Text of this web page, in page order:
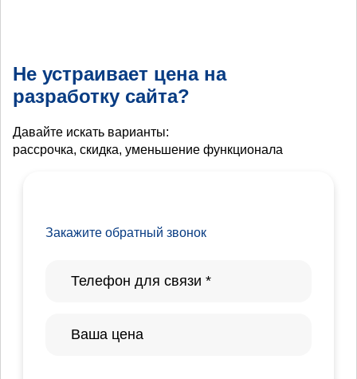
Не устраивает цена на
разработку сайта?
Давайте искать варианты:
рассрочка, скидка, уменьшение функционала
Закажите обратный звонок